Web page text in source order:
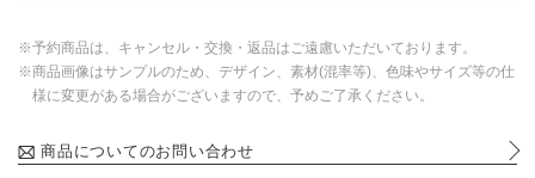
※予約商品は、キャンセル・交換・返品はご遠慮いただいております。
※商品画像はサンプルのため、デザイン、素材(混率等)、色味やサイズ等の仕
様に変更がある場合がございますので、予めご了承ください。
商品についてのお問い合わせ